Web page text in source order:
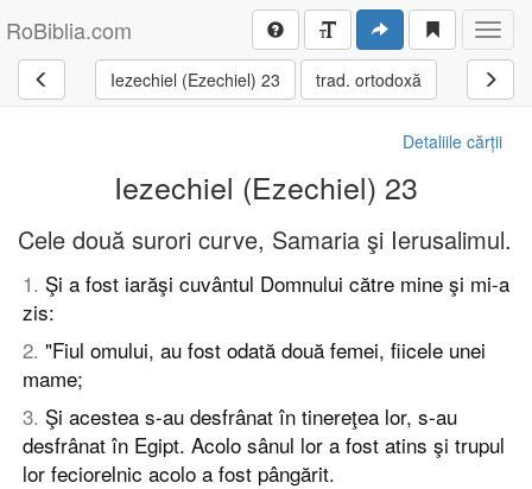
RoBiblia.com
Iezechiel (Ezechiel) 23 trad. ortodoxă
Detaliile cărții
Iezechiel (Ezechiel) 23
Cele două surori curve, Samaria şi Ierusalimul.
1. Şi a fost iarăşi cuvântul Domnului către mine şi mi-a
zis:
2. "Fiul omului, au fost odată două femei, fiicele unei
mame;
3. Şi acestea s-au desfrânat în tinereţea lor, s-au
desfrânat în Egipt. Acolo sânul lor a fost atins şi trupul
lor feciorelnic acolo a fost pângărit.